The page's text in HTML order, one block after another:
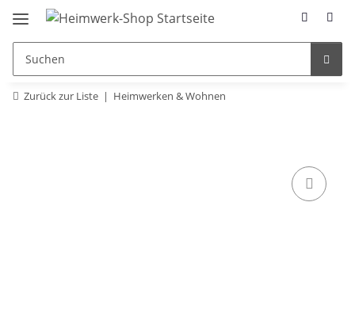
Zurück zur Liste Heimwerken & Wohnen